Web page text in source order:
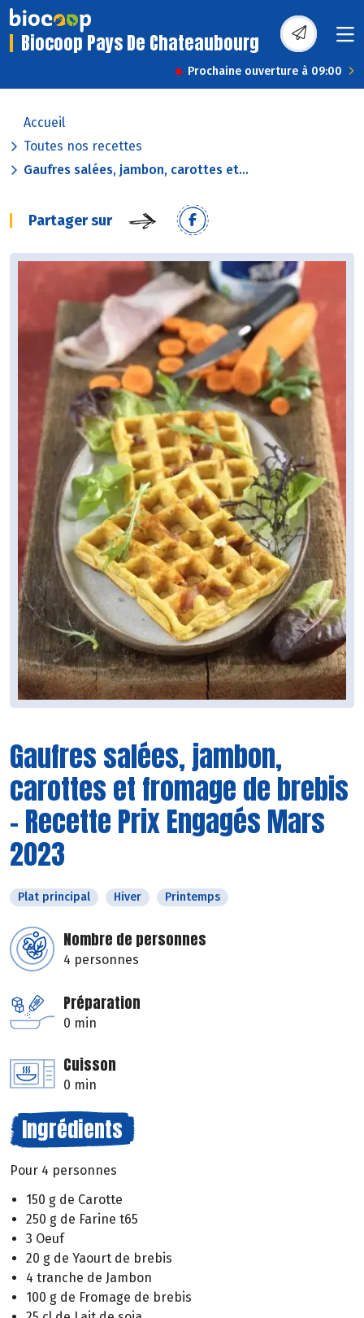
Biocoop Pays De Chateaubourg
Prochaine ouverture à 09:00
Accueil
Toutes nos recettes
Gaufres salées, jambon, carottes et...
Partager sur
Gaufres salées, jambon,
carottes et fromage de brebis
- Recette Prix Engagés Mars
2023
Plat principal Hiver Printemps
Nombre de personnes
4 personnes
Préparation
0 min
Cuisson
0 min
Ingrédients
Pour 4 personnes
150 g de Carotte
250 g de Farine t65
3 Oeuf
20 g de Yaourt de brebis
4 tranche de Jambon
100 g de Fromage de brebis